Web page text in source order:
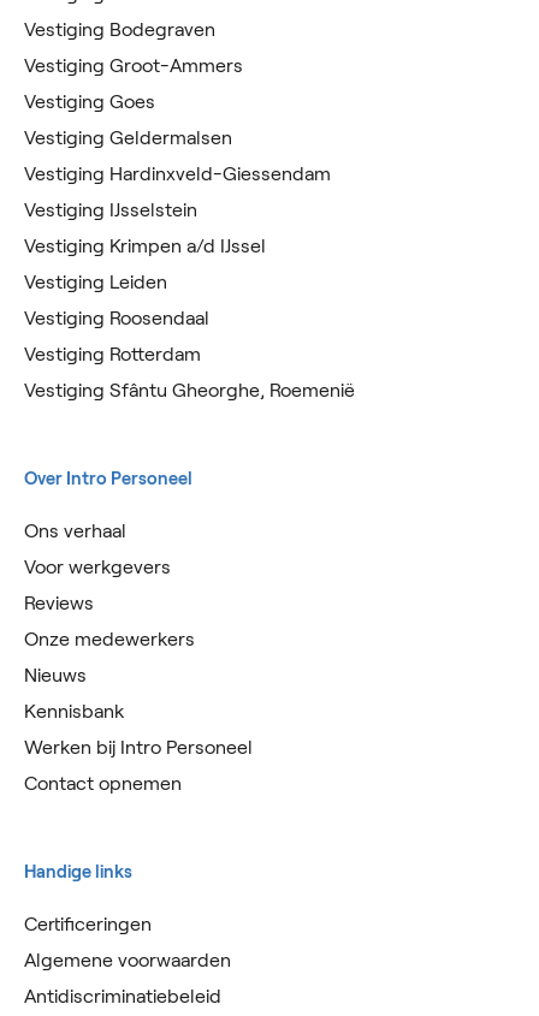
Vestiging Bodegraven
Vestiging Groot-Ammers
Vestiging Goes
Vestiging Geldermalsen
Vestiging Hardinxveld-Giessendam
Vestiging IJsselstein
Vestiging Krimpen a/d IJssel
Vestiging Leiden
Vestiging Roosendaal
Vestiging Rotterdam
Vestiging Sfântu Gheorghe, Roemenië
Over Intro Personeel
Ons verhaal
Voor werkgevers
Reviews
Onze medewerkers
Nieuws
Kennisbank
Werken bij Intro Personeel
Contact opnemen
Handige links
Certificeringen
Algemene voorwaarden
Antidiscriminatiebeleid